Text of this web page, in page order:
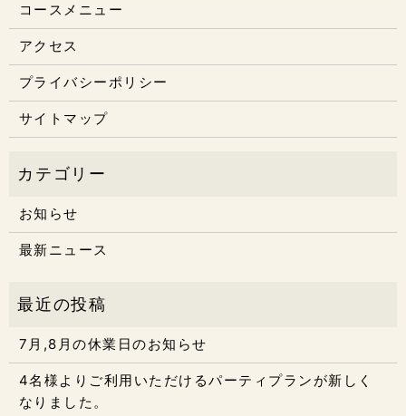
コースメニュー
アクセス
プライバシーポリシー
サイトマップ
お知らせ
最新ニュース
7月,8月の休業日のお知らせ
4名様よりご利用いただけるパーティプランが新しく
なりました。